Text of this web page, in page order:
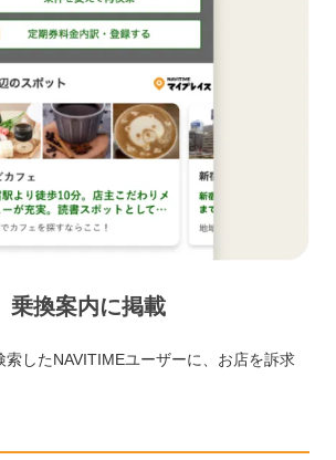
乗換案内に掲載
索したNAVITIMEユーザーに、お店を訴求